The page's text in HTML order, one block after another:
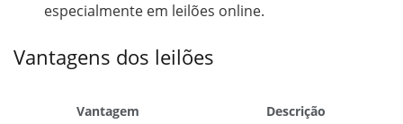
especialmente em leilões online.
Vantagens dos leilões
Vantagem
Descrição